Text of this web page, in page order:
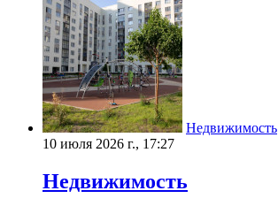
Недвижимость
10 июля 2026 г., 17:27
Недвижимость